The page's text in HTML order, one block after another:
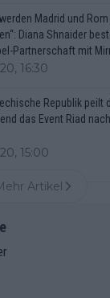
Madrid und
Diana Shnaider
Partnerschaft mit
16:30
Republik peilt
das Event Riad
15:00
Artikel